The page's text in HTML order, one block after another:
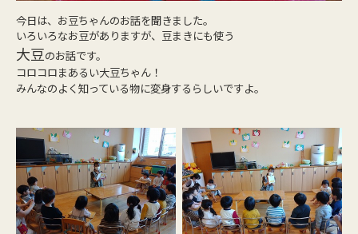
今日は、お豆ちゃんのお話を聞きました。
いろいろなお豆がありますが、豆まきにも使う
大豆のお話です。
コロコロまあるい大豆ちゃん！
みんなのよく知っている物に変身するらしいですよ。